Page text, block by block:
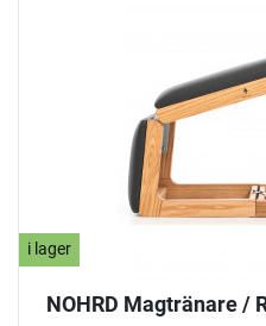
i lager
NOHRD Magtränare /